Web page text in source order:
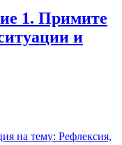
1. Примите
и
на тему: Рефлексия,